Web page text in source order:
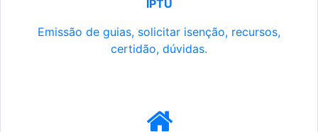
IPTU
Emissão de guias, solicitar isenção, recursos,
certidão, dúvidas.